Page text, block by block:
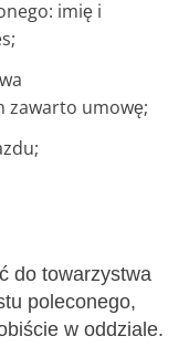
imię i
zawarto umowę;
do towarzystwa
poleconego,
w oddziale.